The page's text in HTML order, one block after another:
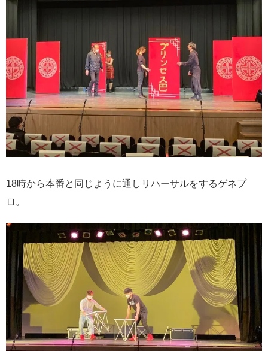
18時から本番と同じように通しリハーサルをするゲネプ
ロ。